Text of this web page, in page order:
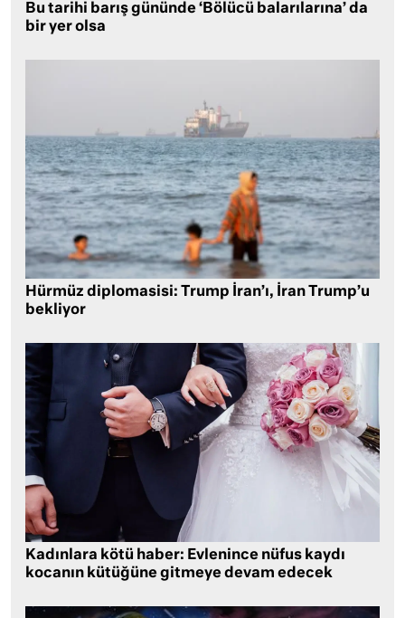
Bu tarihi barış gününde ‘Bölücü balarılarına’ da
bir yer olsa
Hürmüz diplomasisi: Trump İran’ı, İran Trump’u
bekliyor
Kadınlara kötü haber: Evlenince nüfus kaydı
kocanın kütüğüne gitmeye devam edecek